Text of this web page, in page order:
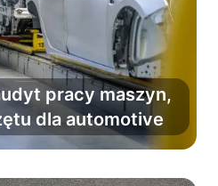
pracy maszyn,
dla automotive
usterek i pracuj